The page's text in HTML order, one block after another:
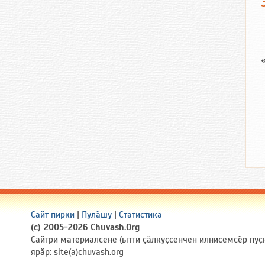
Сайт пирки | Пулӑшу | Статистика
(c) 2005-2026 Chuvash.Org
Сайтри материалсене (ытти ҫӑлкуҫсенчен илнисемсӗр
ярӑр: site(a)chuvash.org